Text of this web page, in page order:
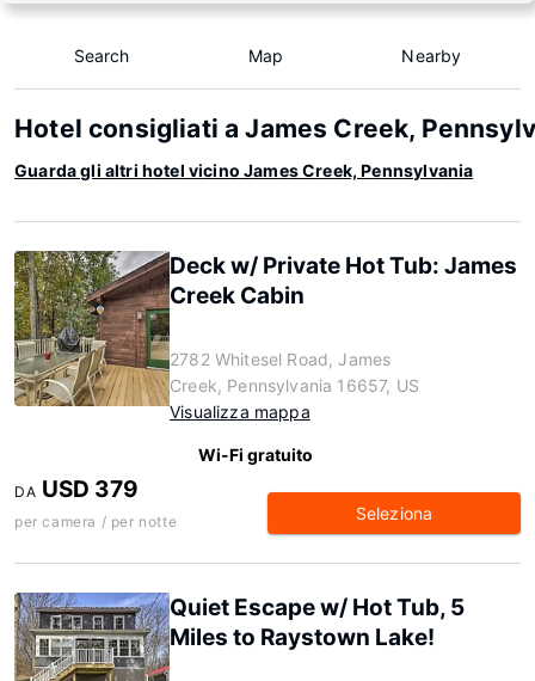
Search Map Nearby
Hotel consigliati a James Creek,
Guarda gli altri hotel vicino James Creek, Pennsylvania
Deck w/ Private Hot Tub: James
Creek Cabin
2782 Whitesel Road, James
Creek, Pennsylvania 16657, US
Visualizza mappa
Wi-Fi gratuito
DA USD 379
per camera / per notte Seleziona
Quiet Escape w/ Hot Tub, 5
Miles to Raystown Lake!